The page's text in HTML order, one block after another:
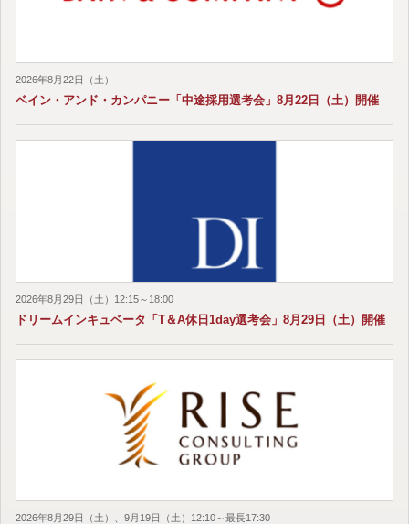
2026年8月22日（土）
ベイン・アンド・カンパニー「中途採用選考会」8月22日（土）開催
2026年8月29日（土）12:15～18:00
ドリームインキュベータ「T＆A休日1day選考会」8月29日（土）開催
2026年8月29日（土）、9月19日（土）12:10～最長17:30